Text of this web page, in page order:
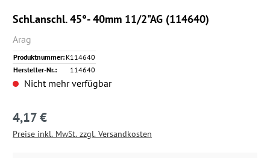
Schl.anschl. 45°- 40mm 11/2"AG (114640)
Arag
Produktnummer: K114640
Hersteller-Nr.:
114640
Nicht mehr verfügbar
Regulärer Preis:
4,17 €
Preise inkl. MwSt. zzgl. Versandkosten